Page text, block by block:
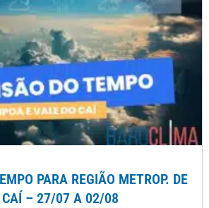
PARA REGIÃO METROP. DE
CAÍ – 27/07 A 02/08